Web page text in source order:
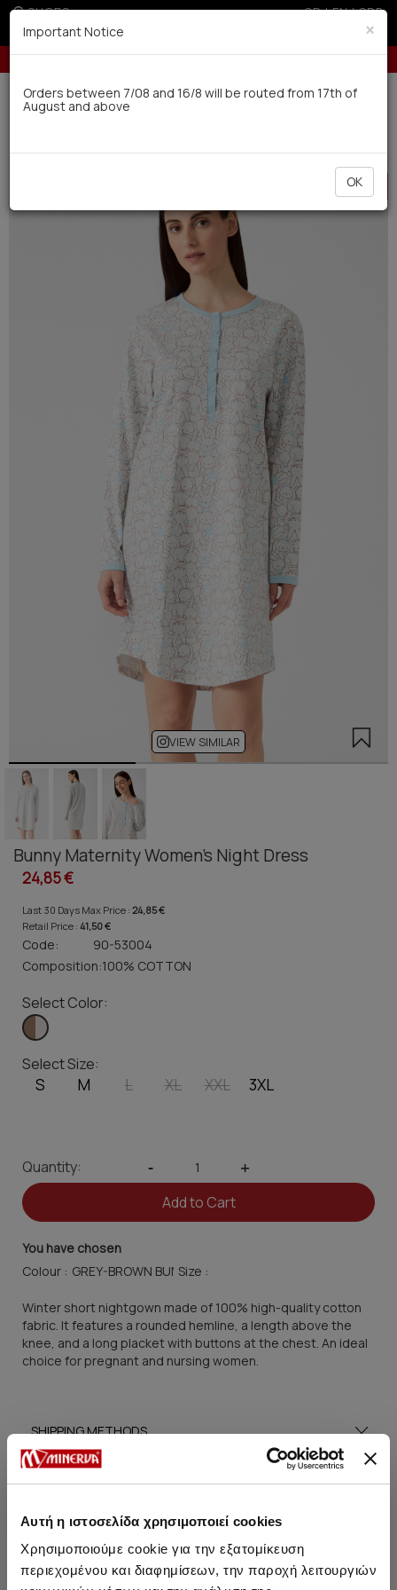
Αυτή η ιστοσελίδα χρησιμοποιεί cookies
Χρησιμοποιούμε cookie για την εξατομίκευση
περιεχομένου και διαφημίσεων, την παροχή λειτουργιών
SHOPS GR|EN|SRB
5% off for orders over 250€ for EU & 300€ for non EU (sale season)
Delivery in 7-9 working days via UPS
HOT
OFFER
VIEW SIMILAR
Bunny Maternity Women's Night Dress
24,85 €
Last 30 Days Max Price : 24,85 €
Retail Price : 41,50 €
Code:
90-53004
Composition:100% COTTON
Select Color:
Select Size:
S M L XL XXL 3XL
Quantity: - +
Add to Cart
You have chosen
Colour :
Size :
Winter short nightgown made of 100% high-quality cotton
fabric. It features a rounded hemline, a length above the
knee, and a long placket with buttons at the chest. An ideal
choice for pregnant and nursing women.
SHIPPING METHODS
SIZE GUIDE
×
Important Notice
Orders between 7/08 and 16/8 will be routed from 17th of
August and above
OK